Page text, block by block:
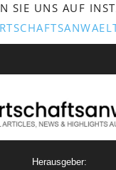
SIE UNS AUF
Herausgeber: